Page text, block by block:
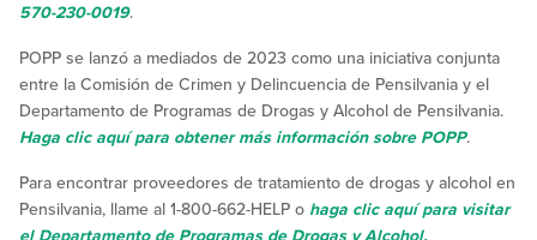
570-230-0019.
POPP se lanzó a mediados de 2023 como una iniciativa conjunta
entre la Comisión de Crimen y Delincuencia de Pensilvania y el
Departamento de Programas de Drogas y Alcohol de Pensilvania.
Haga clic aquí para obtener más información sobre POPP.
Para encontrar proveedores de tratamiento de drogas y alcohol en
Pensilvania, llame al 1-800-662-HELP o haga clic aquí para visitar
el Departamento de Programas de Drogas y Alcohol.